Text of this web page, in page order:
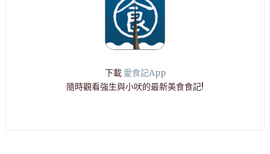
下載 愛食記App
隨時觀看強生與小吠的最新美食食記!